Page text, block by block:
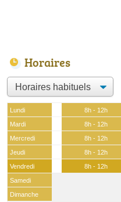
Horaires
Lundi 8h - 12h
Mardi
8h - 12h
Mercredi
8h - 12h
Jeudi
8h - 12h
Vendredi
8h - 12h
Samedi
Dimanche